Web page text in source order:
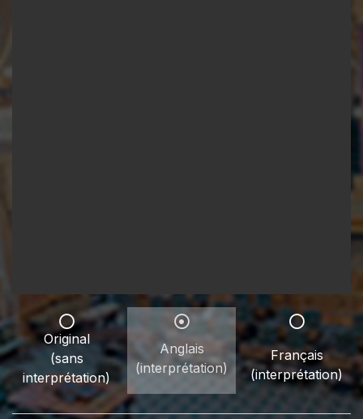
Original
(sans
interprétation)
Anglais
(interprétation)
Français
(interprétation)